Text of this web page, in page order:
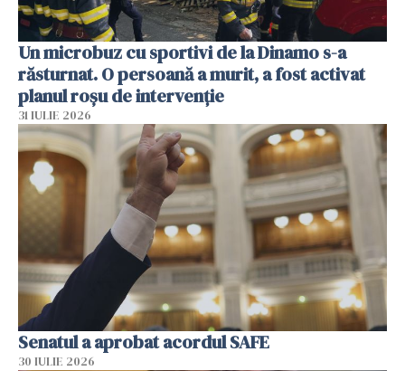
Un microbuz cu sportivi de la Dinamo s-a
răsturnat. O persoană a murit, a fost activat
planul roșu de intervenție
31 IULIE 2026
Senatul a aprobat acordul SAFE
30 IULIE 2026